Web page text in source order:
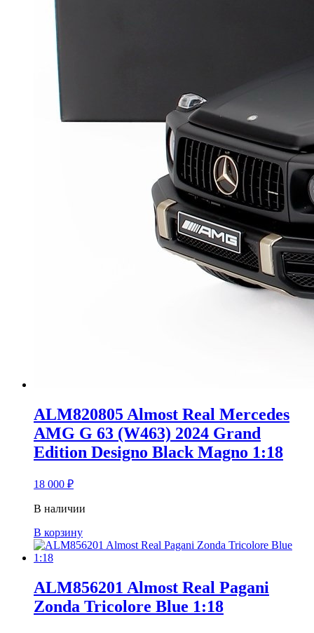
ALM820805 Almost Real Mercedes
AMG G 63 (W463) 2024 Grand
Edition Designo Black Magno 1:18
18 000 ₽
В наличии
В корзину
ALM856201 Almost Real Pagani
Zonda Tricolore Blue 1:18